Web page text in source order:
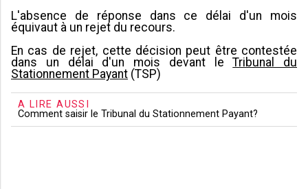
L'absence de réponse dans ce délai d'un mois
équivaut à un rejet du recours.
En cas de rejet, cette décision peut être contestée
dans un délai d'un mois devant leTribunal du
Stationnement Payant (TSP)
A LIRE AUSSI
Comment saisir le Tribunal du Stationnement Payant?